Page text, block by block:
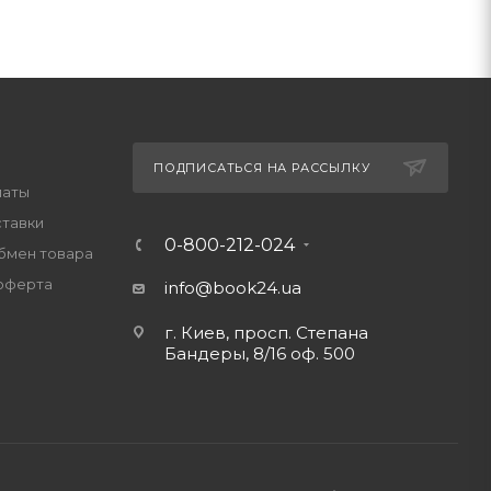
товара
ПОДПИСАТЬСЯ НА РАССЫЛКУ
0-800-212-024
info@book24.ua
г. Киев, просп. Степана
Бандеры, 8/16 оф. 500